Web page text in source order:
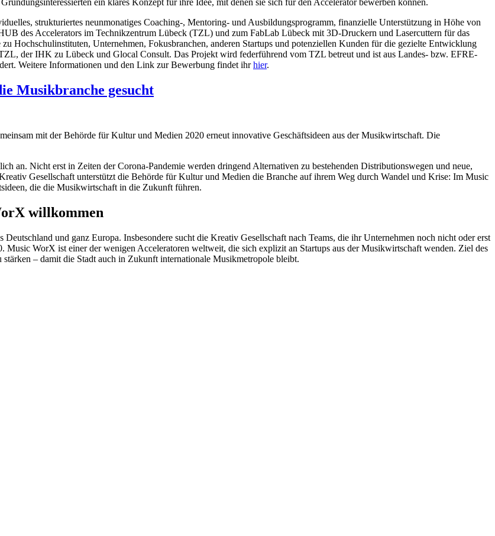
ein klares Konzept für ihre Idee, mit denen sie sich für den Accelerator bewerben können.
strukturiertes neunmonatiges Coaching-, Mentoring- und Ausbildungsprogramm, finanzielle Unterstützung in Höhe von
des Accelerators im Technikzentrum Lübeck (TZL) und zum FabLab Lübeck mit 3D-Druckern und Lasercuttern für das
Hochschulinstituten, Unternehmen, Fokusbranchen, anderen Startups und potenziellen Kunden für die gezielte Entwicklung
der IHK zu Lübeck und Glocal Consult. Das Projekt wird federführend vom TZL betreut und ist aus Landes- bzw. EFRE-
Weitere Informationen und den Link zur Bewerbung findet ihrhier.
Musikbranche gesucht
mit der Behörde für Kultur und Medien 2020 erneut innovative Geschäftsideen aus der Musikwirtschaft. Die
an. Nicht erst in Zeiten der Corona-Pandemie werden dringend Alternativen zu bestehenden Distributionswegen und neue,
Gesellschaft unterstützt die Behörde für Kultur und Medien die Branche auf ihrem Weg durch Wandel und Krise: Im Music
die die Musikwirtschaft in die Zukunft führen.
willkommen
und ganz Europa. Insbesondere sucht die Kreativ Gesellschaft nach Teams, die ihr Unternehmen noch nicht oder erst
WorX ist einer der wenigen Acceleratoren weltweit, die sich explizit an Startups aus der Musikwirtschaft wenden. Ziel des
– damit die Stadt auch in Zukunft internationale Musikmetropole bleibt.